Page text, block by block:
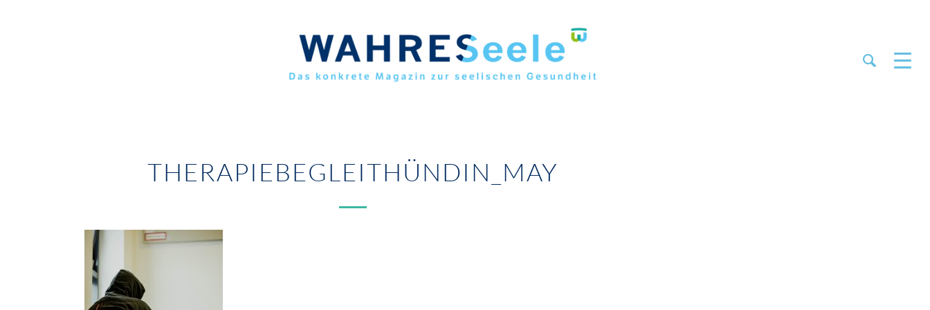
THERAPIEBEGLEITHÜNDIN_MAY